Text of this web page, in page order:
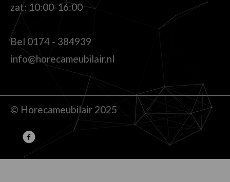
zat: 10:00-16:00
Bel 0174 - 384939
info@horecameubilair.nl
© Horecameubilair 2025